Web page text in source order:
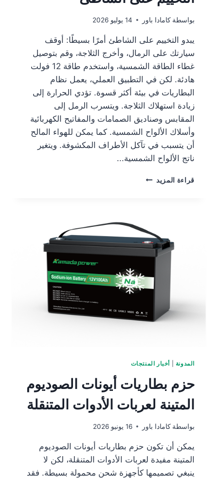
بواسطة كامادا باور 14 يوليو 2026
يبدو التخييم على الشاطئ أمرًا بسيطًا: أوقف
سيارتك على الرمال، وأخرج الثلاجة، وقم بتوصيل
غطاء الطاقة الشمسية، واستخدم طاقة 12 فولت
هادئة. لكن في التطبيق العملي، يعمل نظام
البطاريات في بيئة أكثر قسوة. تؤدي الحرارة إلى
زيادة استهلاك الثلاجة. ويتسرب الرمل إلى
المقابس وصناديق الصمامات والمفاتيح الكهربائية
وأسلاك الألواح الشمسية. كما يمكن للهواء المالح
أن يتسبب في تآكل الأطراف المكشوفة. ويتغير
ناتج الألواح الشمسية...
قراءة المزيد
المدونة أخبار المنتجات
حزم بطاريات أيونات الصوديوم
المتينة لعربات الأدوات المتنقلة
بواسطة كامادا باور 16 يونيو 2026
يمكن أن تكون حزم بطاريات أيونات الصوديوم
المتينة مفيدة لعربات الأدوات المتنقلة، لكن لا
ينبغي تصميمها كأجهزة شحن محمولة بسيطة. فقد